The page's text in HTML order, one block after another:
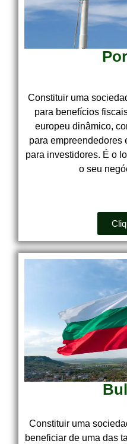
Constituir uma
para benefícios
europeu dinâmico,
para empreendedores
para investidores. É o
o seu
Constituir uma
beneficiar de uma das